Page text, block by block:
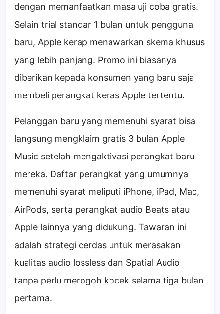
dengan memanfaatkan masa uji coba gratis.
Selain trial standar 1 bulan untuk pengguna
baru, Apple kerap menawarkan skema khusus
yang lebih panjang. Promo ini biasanya
diberikan kepada konsumen yang baru saja
membeli perangkat keras Apple tertentu.
Pelanggan baru yang memenuhi syarat bisa
langsung mengklaim gratis 3 bulan Apple
Music setelah mengaktivasi perangkat baru
mereka. Daftar perangkat yang umumnya
memenuhi syarat meliputi iPhone, iPad, Mac,
AirPods, serta perangkat audio Beats atau
Apple lainnya yang didukung. Tawaran ini
adalah strategi cerdas untuk merasakan
kualitas audio lossless dan Spatial Audio
tanpa perlu merogoh kocek selama tiga bulan
pertama.